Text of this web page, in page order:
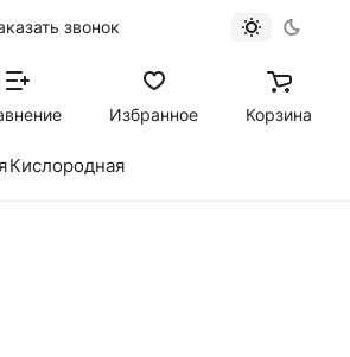
звонок
Избранное Корзина
Кислородная